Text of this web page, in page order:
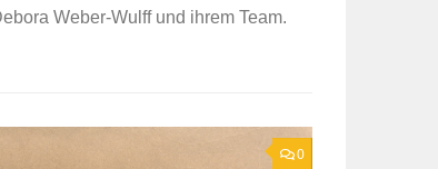
Weber-Wulff und ihrem Team.
0